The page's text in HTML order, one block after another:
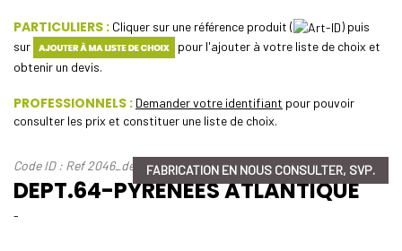
PARTICULIERS : Cliquer sur une référence produit (
) puis
sur
pour l'ajouter à votre liste de choix et
obtenir un devis.
PROFESSIONNELS : Demander votre identifiant pour pouvoir
consulter les prix et constituer une liste de choix.
Code ID : Ref 2046_dept-64-pyrenees-atlantique
DEPT.64-PYRENEES ATLANTIQUE
FABRICATION EN NOUS CONSULTER, SVP.
-